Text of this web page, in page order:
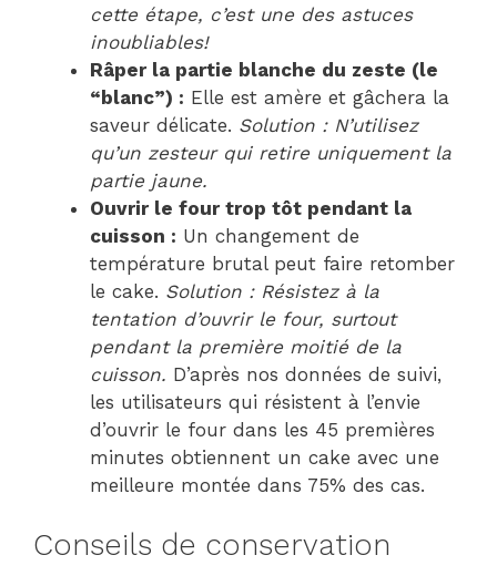
cette étape, c’est une des astuces
inoubliables!
Râper la partie blanche du zeste (le
“blanc”) : Elle est amère et gâchera la
saveur délicate. Solution : N’utilisez
qu’un zesteur qui retire uniquement la
partie jaune.
Ouvrir le four trop tôt pendant la
cuisson : Un changement de
température brutal peut faire retomber
le cake. Solution : Résistez à la
tentation d’ouvrir le four, surtout
pendant la première moitié de la
cuisson. D’après nos données de suivi,
les utilisateurs qui résistent à l’envie
d’ouvrir le four dans les 45 premières
minutes obtiennent un cake avec une
meilleure montée dans 75% des cas.
Conseils de conservation